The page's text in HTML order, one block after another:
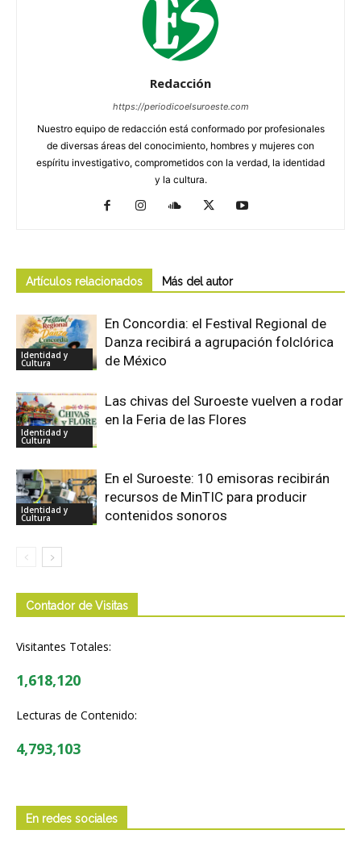
Redacción
https://periodicoelsuroeste.com
Nuestro equipo de redacción está conformado por profesionales
de diversas áreas del conocimiento, hombres y mujeres con
espíritu investigativo, comprometidos con la verdad, la identidad
y la cultura.
Artículos relacionados Más del autor
Identidad y
Cultura
En Concordia: el Festival Regional de
Danza recibirá a agrupación folclórica
de México
Identidad y
Cultura
Las chivas del Suroeste vuelven a rodar
en la Feria de las Flores
Identidad y
Cultura
En el Suroeste: 10 emisoras recibirán
recursos de MinTIC para producir
contenidos sonoros
Contador de Visitas
Visitantes Totales:
1,618,120
Lecturas de Contenido:
4,793,103
En redes sociales